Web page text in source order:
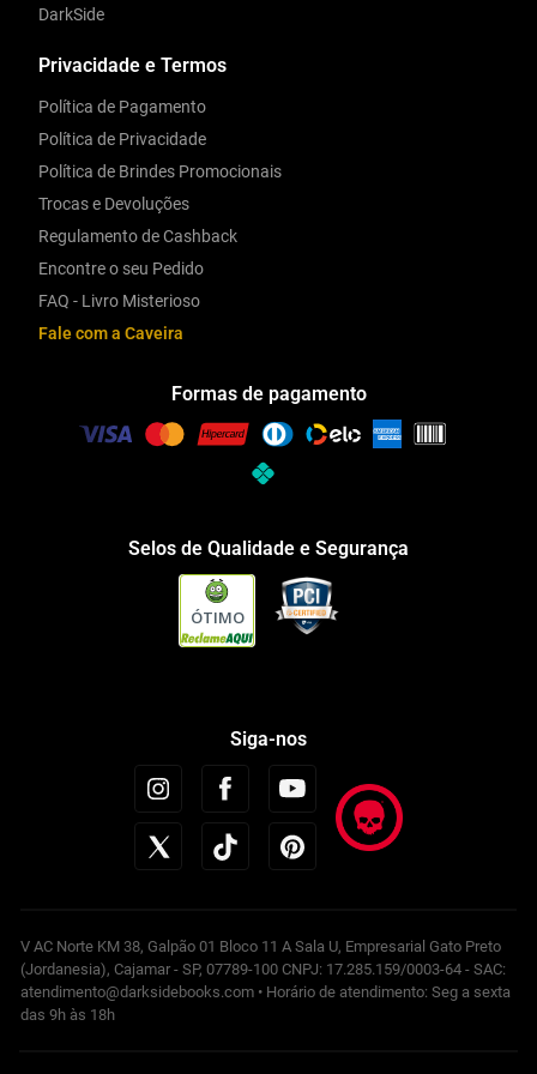
Privacidade e Termos
Política de Pagamento
Política de Privacidade
Política de Brindes Promocionais
Trocas e Devoluções
Regulamento de Cashback
Encontre o seu Pedido
FAQ - Livro Misterioso
Fale com a Caveira
DarkSide
Formas de pagamento
Selos de Qualidade e Segurança
ÓTIMO
Siga-nos
V AC Norte KM 38, Galpão 01 Bloco 11 A Sala U, Empresarial Gato Preto
(Jordanesia), Cajamar - SP, 07789-100 CNPJ: 17.285.159/0003-64 - SAC:
atendimento@darksidebooks.com • Horário de atendimento: Seg a sexta
das 9h às 18h